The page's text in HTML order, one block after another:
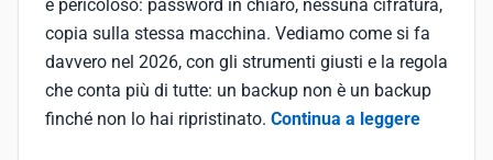
è pericoloso: password in chiaro, nessuna cifratura,
copia sulla stessa macchina. Vediamo come si fa
davvero nel 2026, con gli strumenti giusti e la regola
che conta più di tutte: un backup non è un backup
finché non lo hai ripristinato. Continua a leggere